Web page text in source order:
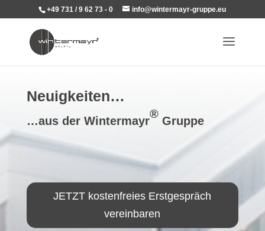
+49 731 / 9 62 73 - 0 info@wintermayr-gruppe.eu
Neuigkeiten…
…aus der Wintermayr
®
Gruppe
JETZT kostenfreies Erstgespräch
vereinbaren